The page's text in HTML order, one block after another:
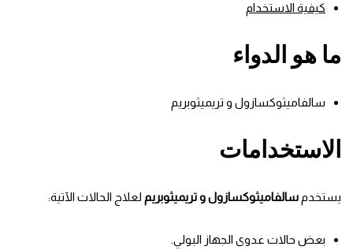
كيفية الاستخدام
ما هو الدواء
سالفاميثوكسازول و تريميثوبريم
الاستخدامات
يستخدم سالفاميثوكسازول و تريميثوبريم لعلاج الحالات الآتية:
بعض حالات عدوى الجهاز البولي.